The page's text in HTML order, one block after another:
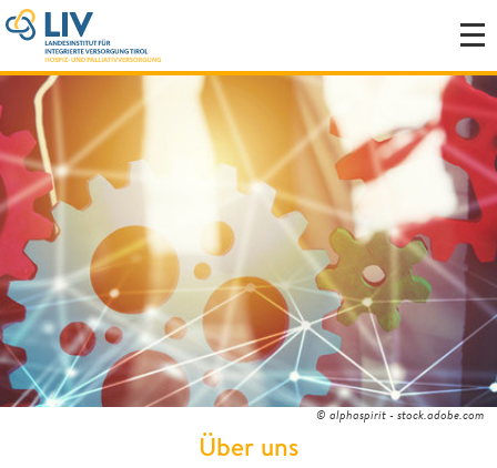
© alphaspirit - stock.adobe.com
Über uns